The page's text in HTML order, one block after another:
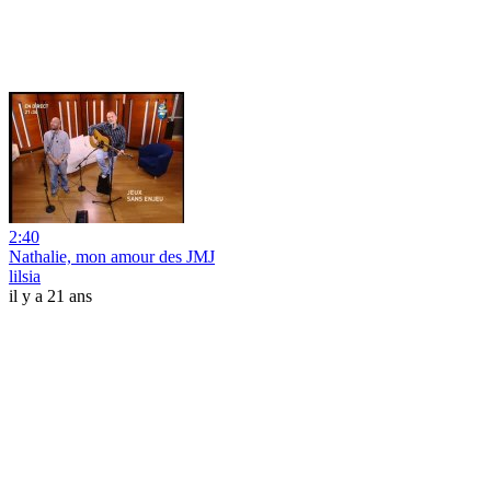
2:40
Nathalie, mon amour des JMJ
lilsia
il y a 21 ans